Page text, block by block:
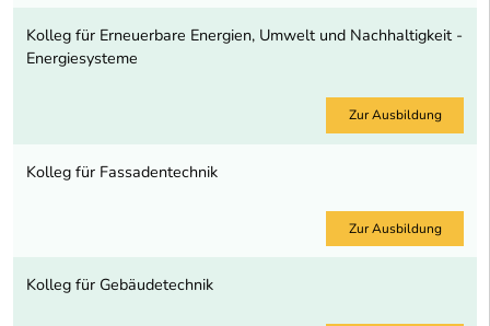
Kolleg für Erneuerbare Energien, Umwelt und Nachhaltigkeit -
Energiesysteme
Zur Ausbildung
Kolleg für Fassadentechnik
Zur Ausbildung
Kolleg für Gebäudetechnik